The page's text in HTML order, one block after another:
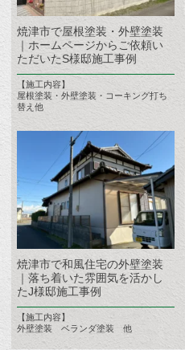
焼津市で屋根塗装・外壁塗装
｜ホームページからご依頼い
ただいたS様邸施工事例
【施工内容】
屋根塗装・外壁塗装・コーキング打ち
替え他
焼津市で和風住宅の外壁塗装
｜落ち着いた雰囲気を活かし
たJ様邸施工事例
【施工内容】
外壁塗装 ベランダ塗装 他